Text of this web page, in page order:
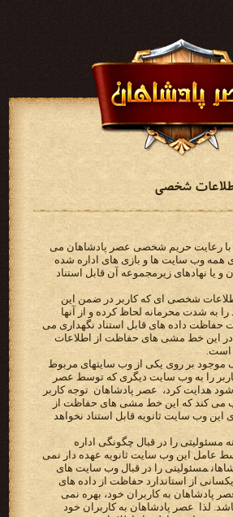
شخصی
با رعایت حریم شخصی عصر پادشاهان می
باشد.‫این مطالب برای همه وب سایت ها و بازی‬ ‫های اداره شده
توسط ‪ عصر پادشاهان ‬و یا نهادهای زیرمجموعه آن قابل استناد
اطلاعات شخصی ای که کاربر در ضمن این
حفاظت داده های قابل استناد نگهداری می
کند. جزئیات مربوطه در این خط مشی های حفاظت از‬ ‫اطلاعات
است.‬
موجود بر روی یکی از وب سایتهای مربوط
پادشاهان ‬اداره نمی شود هدایت کرد، ‪ عصر پادشاهان ‬ توجه کاربر
را به این موضوع جلب می کند که این خط مشی های‬ ‫حفاظت از
وب سایت ثانویه قابل استناد نخواهد
‫‪ عصر پادشاهان‬هیچگونه مسئولیتی را در قبال‬ ‫چگونگی اداره
عامل این وب سایت ثانویه عهده دار نمی
باشد. بویژه ‪ عصر پادشاهان‬مسئولیتی را در قبال‬ ‫وب سایت های
از استاندارد حفاظت از داده های
ارائه شده از جانب ‪ عصر پادشاهان ‬به کاربران‬ ‫خود، بهره نمی
برند، عهده دار نمی باشد. لذا ‪ عصر پادشاهان ‬به کاربران خود